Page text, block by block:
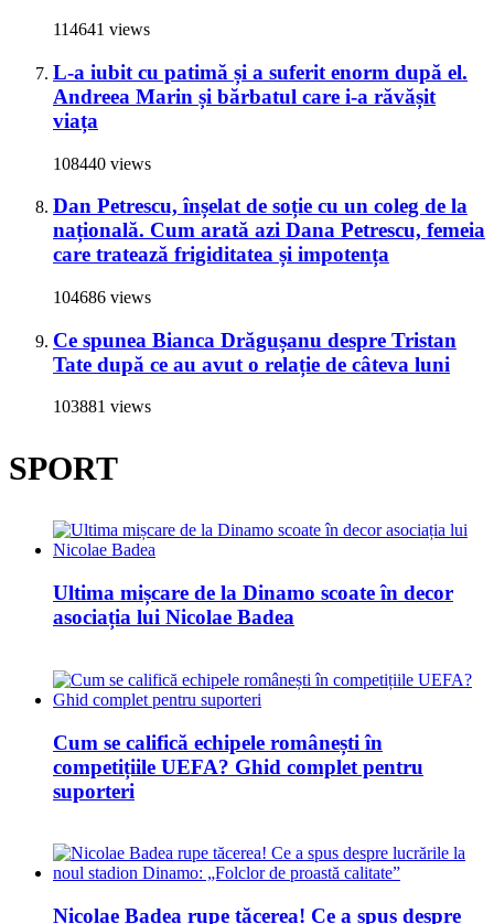
114641 views
L-a iubit cu patimă și a suferit enorm după el.
Andreea Marin și bărbatul care i-a răvășit
viața
108440 views
Dan Petrescu, înșelat de soție cu un coleg de la
națională. Cum arată azi Dana Petrescu, femeia
care tratează frigiditatea și impotența
104686 views
Ce spunea Bianca Drăgușanu despre Tristan
Tate după ce au avut o relație de câteva luni
103881 views
SPORT
Ultima mișcare de la Dinamo scoate în decor
asociația lui Nicolae Badea
Cum se califică echipele românești în
competițiile UEFA? Ghid complet pentru
suporteri
Nicolae Badea rupe tăcerea! Ce a spus despre